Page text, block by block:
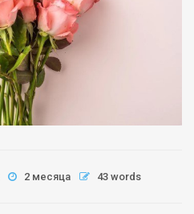
2 месяца 43 words